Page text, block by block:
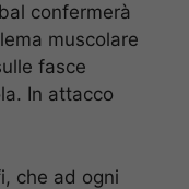
confermerà
muscolare
fasce
In attacco
che ad ogni